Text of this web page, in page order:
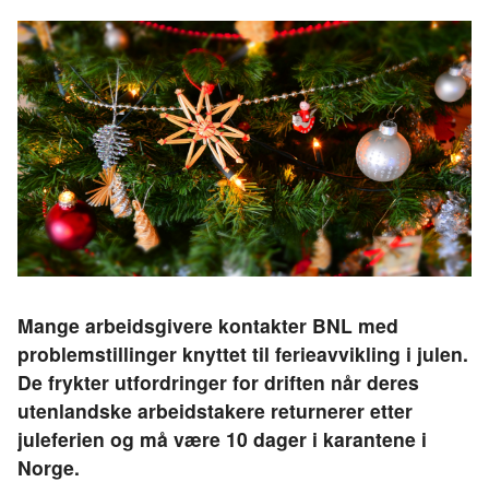
Mange arbeidsgivere kontakter BNL med
problemstillinger knyttet til ferieavvikling i julen.
De frykter utfordringer for driften når deres
utenlandske arbeidstakere returnerer etter
juleferien og må være 10 dager i karantene i
Norge.